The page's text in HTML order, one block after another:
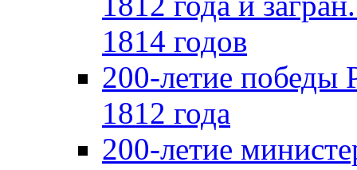
1814 годов
200-летие победы
1812 года
200-летие